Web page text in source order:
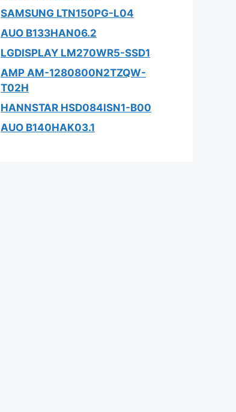
SAMSUNG LTN150PG-L04
AUO B133HAN06.2
LGDISPLAY LM270WR5-SSD1
AMP AM-1280800N2TZQW-
T02H
HANNSTAR HSD084ISN1-B00
AUO B140HAK03.1